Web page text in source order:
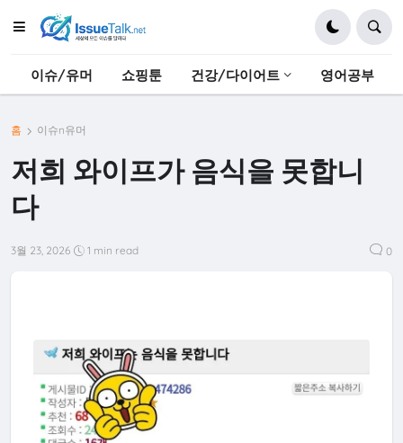
이슈/유머 쇼핑툰 건강/다이어트 영어공부
홈 이슈n유머
저희 와이프가 음식을 못합니
다
3월 23, 2026 1 min read 0